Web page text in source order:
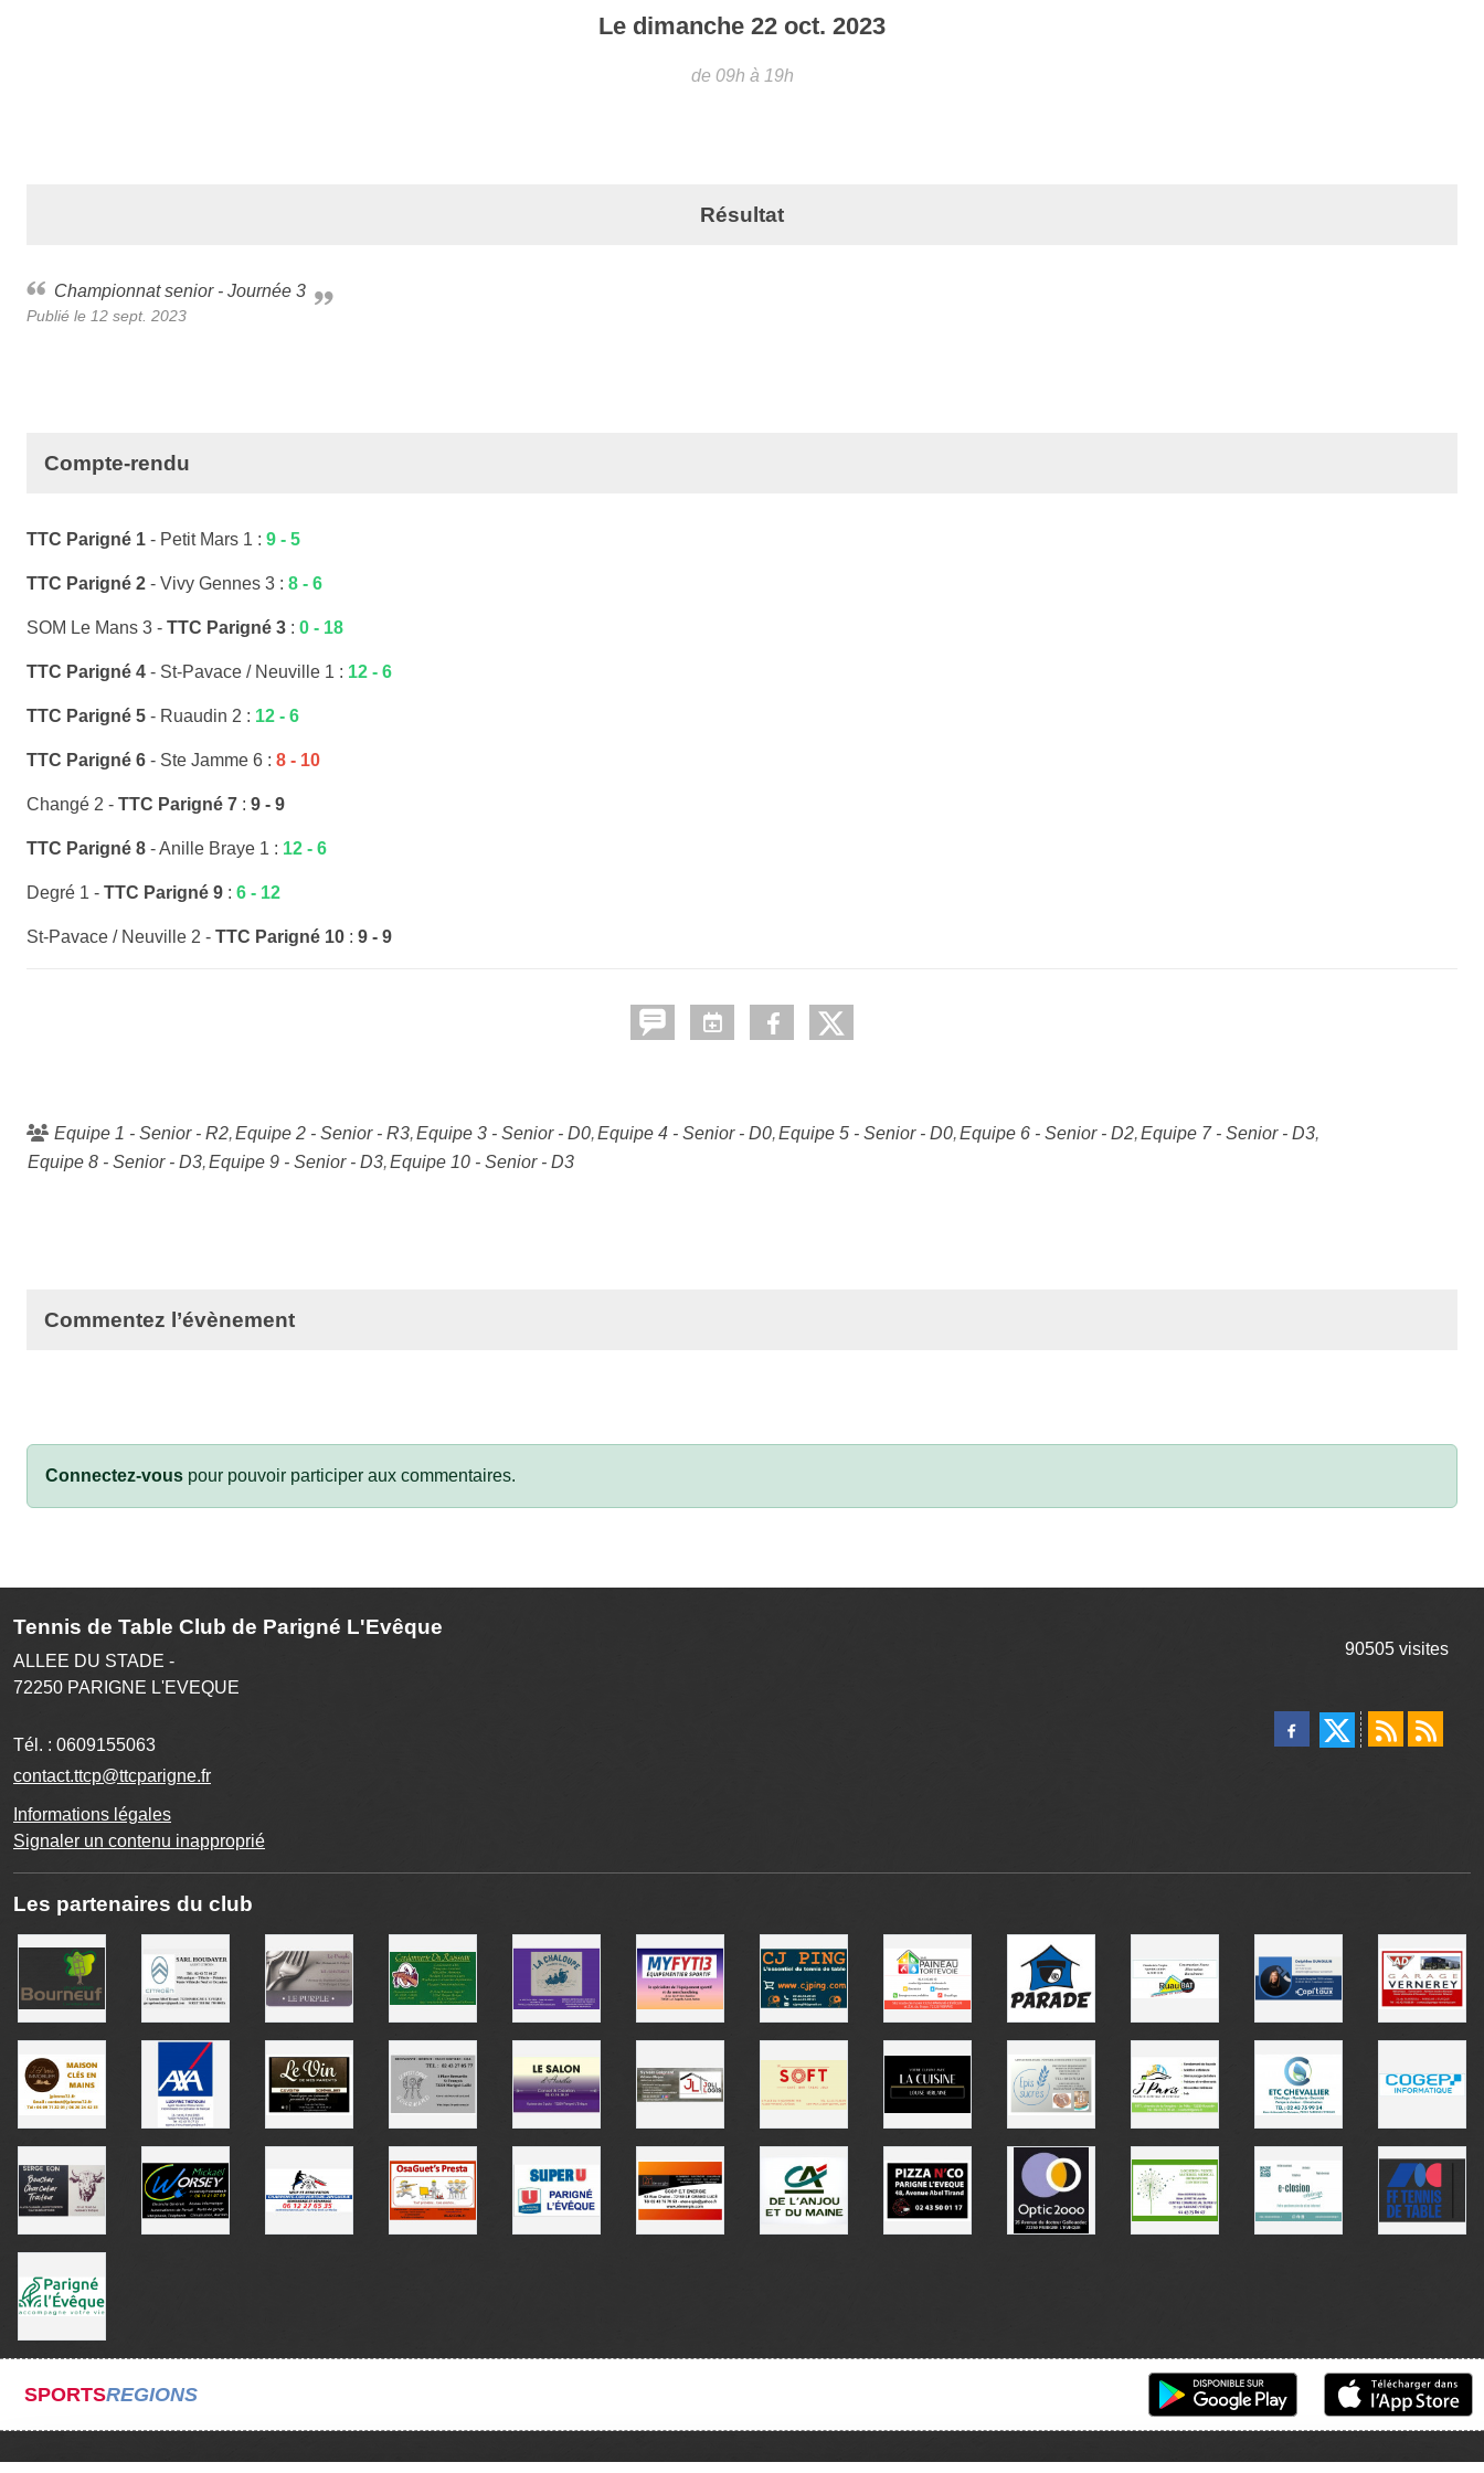
Le dimanche 22 oct. 2023
de 09h à 19h
Résultat
Championnat senior - Journée 3
Publié le 12 sept. 2023
Compte-rendu
TTC Parigné 1 - Petit Mars 1 : 9 - 5
TTC Parigné 2 - Vivy Gennes 3 : 8 - 6
SOM Le Mans 3 - TTC Parigné 3 : 0 - 18
TTC Parigné 4 - St-Pavace / Neuville 1 : 12 - 6
TTC Parigné 5 - Ruaudin 2 : 12 - 6
TTC Parigné 6 - Ste Jamme 6 : 8 - 10
Changé 2 - TTC Parigné 7 : 9 - 9
TTC Parigné 8 - Anille Braye 1 : 12 - 6
Degré 1 - TTC Parigné 9 : 6 - 12
St-Pavace / Neuville 2 - TTC Parigné 10 : 9 - 9
Equipe 1 - Senior - R2 Equipe 2 - Senior - R3 Equipe 3 - Senior - D0 Equipe 4 - Senior - D0 Equipe 5 - Senior - D0 Equipe 6 - Senior - D2 Equipe 7 - Senior - D3
Equipe 8 - Senior - D3 Equipe 9 - Senior - D3 Equipe 10 - Senior - D3
Commentez l’évènement
Connectez-vous pour pouvoir participer aux commentaires.
Tennis de Table Club de Parigné L'Evêque
ALLEE DU STADE -
72250 PARIGNE L'EVEQUE
Tél. : 0609155063
contact.ttcp@ttcparigne.fr
Informations légales
Signaler un contenu inapproprié
90505 visites
Les partenaires du club
SPORTSREGIONS